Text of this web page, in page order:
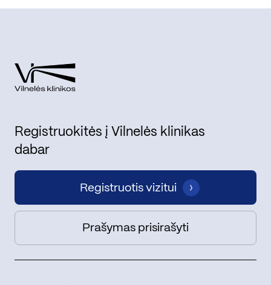
Registruokitės į Vilnelės klinikas
dabar
Registruotis vizitui
Prašymas prisirašyti